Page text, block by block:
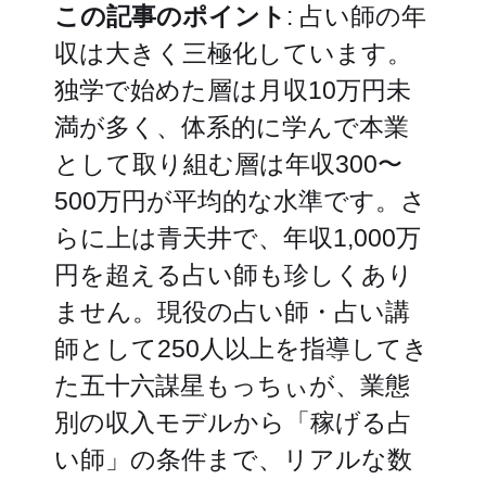
この記事のポイント : 占い師の年
収は大きく三極化しています。
独学で始めた層は月収10万円未
満が多く、体系的に学んで本業
として取り組む層は年収300〜
500万円が平均的な水準です。さ
らに上は青天井で、年収1,000万
円を超える占い師も珍しくあり
ません。現役の占い師・占い講
師として250人以上を指導してき
た五十六謀星もっちぃが、業態
別の収入モデルから「稼げる占
い師」の条件まで、リアルな数